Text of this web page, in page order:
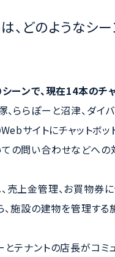
、どのようなシ
ーンで、現在14本のチ
ららぽーと沼津、ダイ
サイトにチャットボッ
の問い合わせなどへ
売上金管理、お買物券
、施設の建物を管理す
テナントの店長がコミ